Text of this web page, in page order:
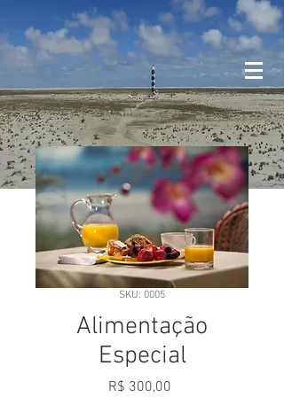
SKU: 0005
Alimentação
Especial
R$ 300,00